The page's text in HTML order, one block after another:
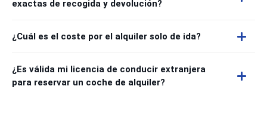
exactas de recogida y devolución?
¿Cuál es el coste por el alquiler solo de ida?
¿Es válida mi licencia de conducir extranjera
para reservar un coche de alquiler?